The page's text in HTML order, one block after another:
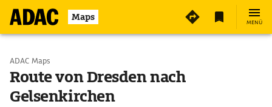
Maps MENÜ
Start wählen
Ziel eingeben
ADAC Maps
Route von Dresden nach
Gelsenkirchen